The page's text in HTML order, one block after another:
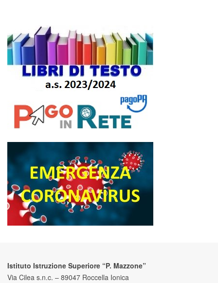
Istituto Istruzione Superiore “P. Mazzone”
Via Cilea s.n.c. – 89047 Roccella Ionica